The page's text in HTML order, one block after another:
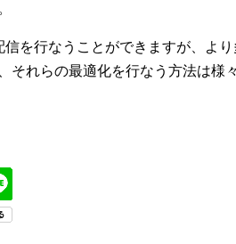
を行なうことができますが、よ
それらの最適化を行なう方法は様々